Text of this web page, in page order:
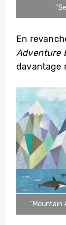
En
Adventure
davantage
“Mountain